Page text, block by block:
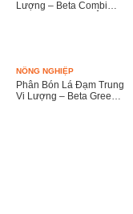
Lượng – Beta Combi
NÔNG NGHIỆP
Phân Bón Lá Đạm Trung
Vi Lượng – Beta Green